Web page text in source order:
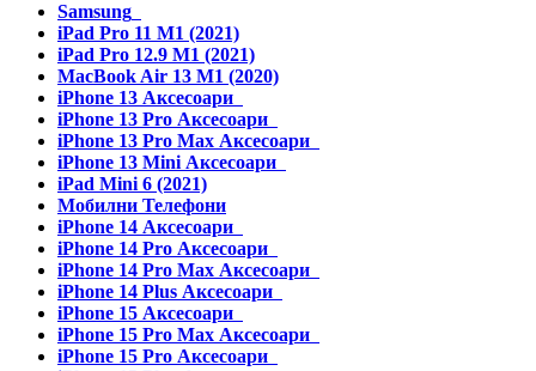
Samsung
iPad Pro 11 M1 (2021)
iPad Pro 12.9 M1 (2021)
MacBook Air 13 M1 (2020)
iPhone 13 Аксесоари
iPhone 13 Pro Аксесоари
iPhone 13 Pro Max Аксесоари
iPhone 13 Mini Аксесоари
iPad Mini 6 (2021)
Мобилни Телефони
iPhone 14 Аксесоари
iPhone 14 Pro Аксесоари
iPhone 14 Pro Max Аксесоари
iPhone 14 Plus Аксесоари
iPhone 15 Аксесоари
iPhone 15 Pro Max Аксесоари
iPhone 15 Pro Аксесоари